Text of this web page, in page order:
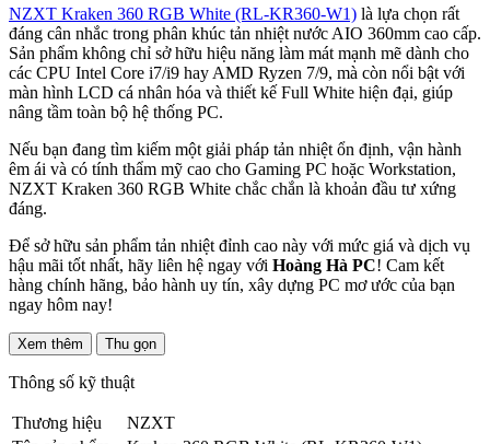
NZXT Kraken 360 RGB White (RL-KR360-W1) là lựa chọn rất
đáng cân nhắc trong phân khúc tản nhiệt nước AIO 360mm cao cấp.
Sản phẩm không chỉ sở hữu hiệu năng làm mát mạnh mẽ dành cho
các CPU Intel Core i7/i9 hay AMD Ryzen 7/9, mà còn nổi bật với
màn hình LCD cá nhân hóa và thiết kế Full White hiện đại, giúp
nâng tầm toàn bộ hệ thống PC.
Nếu bạn đang tìm kiếm một giải pháp tản nhiệt ổn định, vận hành
êm ái và có tính thẩm mỹ cao cho Gaming PC hoặc Workstation,
NZXT Kraken 360 RGB White chắc chắn là khoản đầu tư xứng
đáng.
Để sở hữu sản phẩm tản nhiệt đỉnh cao này với mức giá và dịch vụ
hậu mãi tốt nhất, hãy liên hệ ngay với Hoàng Hà PC! Cam kết
hàng chính hãng, bảo hành uy tín, xây dựng PC mơ ước của bạn
ngay hôm nay!
Xem thêm Thu gọn
Thông số kỹ thuật
Thương hiệu
NZXT